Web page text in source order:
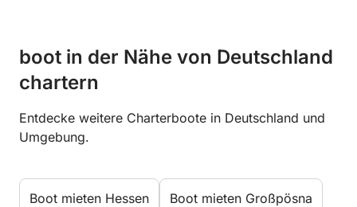
boot in der Nähe von Deutschland
chartern
Entdecke weitere Charterboote in Deutschland und
Umgebung.
Boot mieten Hessen Boot mieten Großpösna